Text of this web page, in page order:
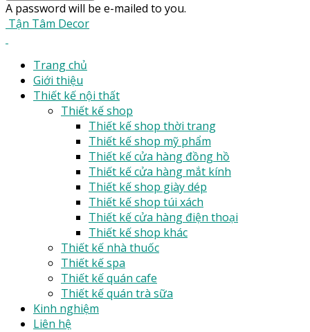
A password will be e-mailed to you.
Tận Tâm Decor
Trang chủ
Giới thiệu
Thiết kế nội thất
Thiết kế shop
Thiết kế shop thời trang
Thiết kế shop mỹ phẩm
Thiết kế cửa hàng đồng hồ
Thiết kế cửa hàng mắt kính
Thiết kế shop giày dép
Thiết kế shop túi xách
Thiết kế cửa hàng điện thoại
Thiết kế shop khác
Thiết kế nhà thuốc
Thiết kế spa
Thiết kế quán cafe
Thiết kế quán trà sữa
Kinh nghiệm
Liên hệ